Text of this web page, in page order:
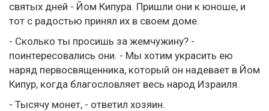
святых дней - Йом Кипура. Пришли они к юноше, и
тот с радостью принял их в своем доме.
- Сколько ты просишь за жемчужину? -
поинтересовались они. - Мы хотим украсить ею
наряд первосвященника, который он надевает в Йом
Кипур, когда благословляет весь народ Израиля.
- Тысячу монет, - ответил хозяин.